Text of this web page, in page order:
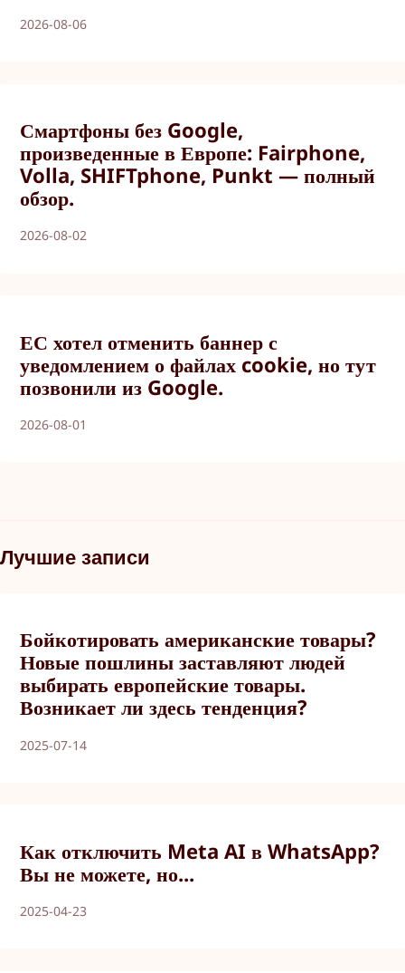
2026-08-06
Смартфоны без Google,
произведенные в Европе: Fairphone,
Volla, SHIFTphone, Punkt — полный
обзор.
2026-08-02
ЕС хотел отменить баннер с
уведомлением о файлах cookie, но тут
позвонили из Google.
2026-08-01
Лучшие записи
Бойкотировать американские товары?
Новые пошлины заставляют людей
выбирать европейские товары.
Возникает ли здесь тенденция?
2025-07-14
Как отключить Meta AI в WhatsApp?
Вы не можете, но...
2025-04-23